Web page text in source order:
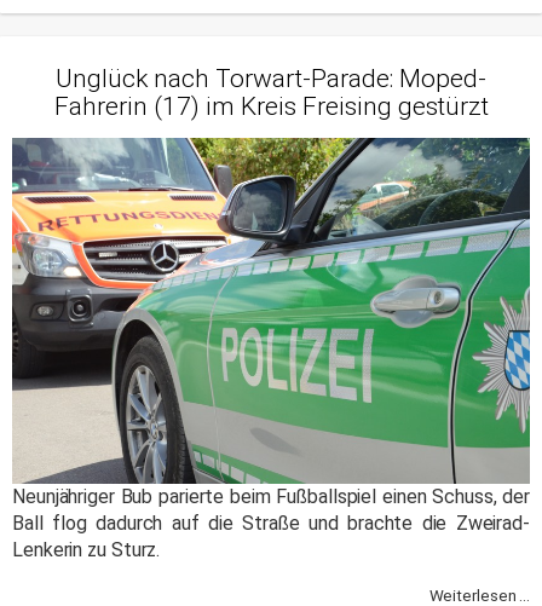
Unglück nach Torwart-Parade: Moped-
Fahrerin (17) im Kreis Freising gestürzt
Neunjähriger Bub parierte beim Fußballspiel einen Schuss, der
Ball flog dadurch auf die Straße und brachte die Zweirad-
Lenkerin zu Sturz.
Weiterlesen ...